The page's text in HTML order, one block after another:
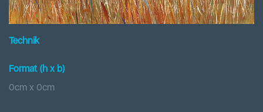
Technik
Format (h x b)
0cm x 0cm